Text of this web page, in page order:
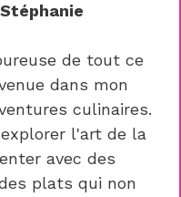
de tout ce
dans mon
culinaires.
l'art de la
avec des
plats qui non